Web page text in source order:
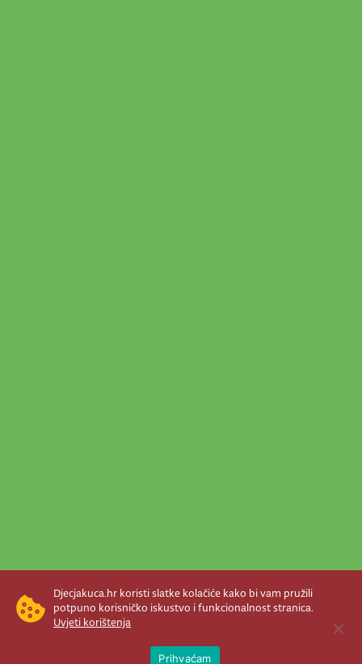
Djecjakuca.hr koristi slatke kolačiće kako bi vam pružili
potpuno korisničko iskustvo i funkcionalnost stranica.
Uvjeti korištenja
Prihvaćam